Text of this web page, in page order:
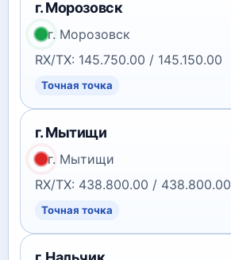
г. Морозовск
г. Морозовск
RX/TX: 145.750.00 / 145.150.00
Точная точка
г. Мытищи
г. Мытищи
RX/TX: 438.800.00 / 438.800.00
Точная точка